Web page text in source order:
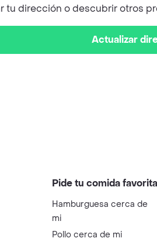
tu dirección o descubrir otros
Actualizar
Pide tu comida
Hamburguesa cerca de
mi
Pollo cerca de mi